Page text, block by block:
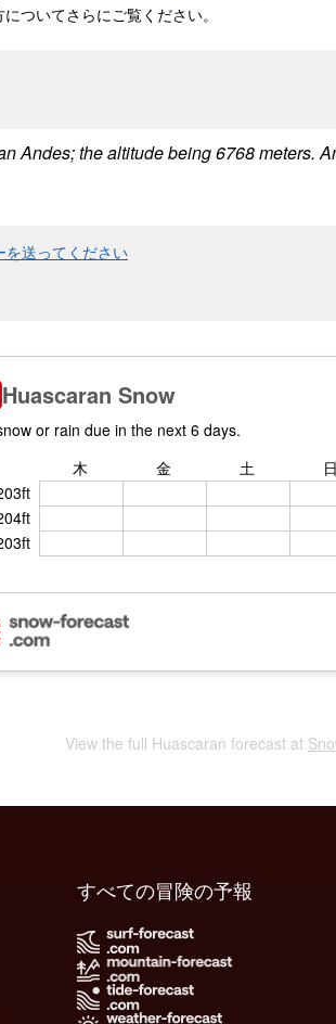
ついてさらにご覧ください。
Andes; the altitude being 6768 meters.
を送ってください
View the full Huascaran forecast at
すべての冒険の予報